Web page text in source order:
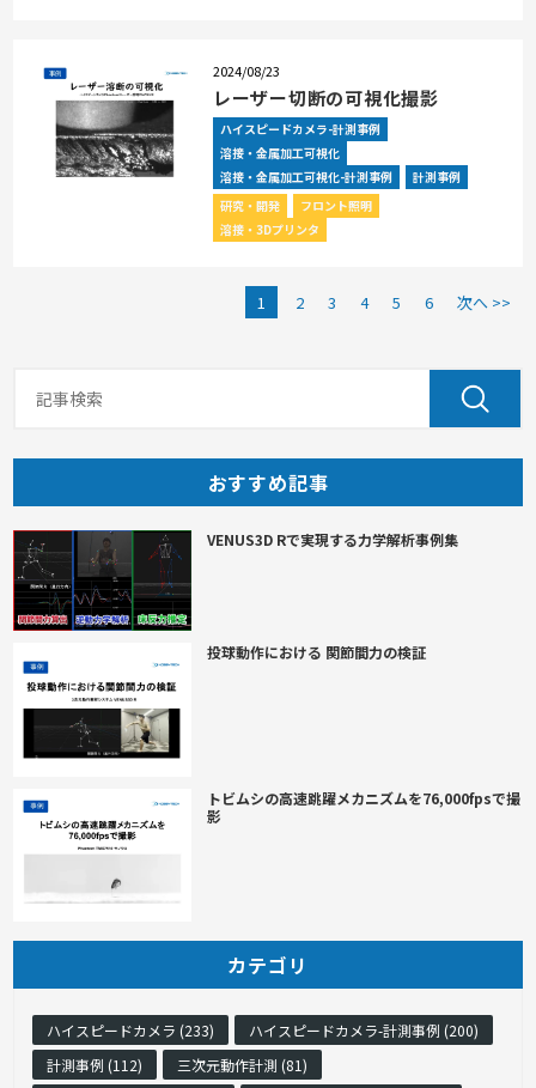
2024/08/23
レーザー切断の可視化撮影
ハイスピードカメラ-計測事例
溶接・金属加工可視化
溶接・金属加工可視化-計測事例
計測事例
研究・開発
フロント照明
溶接・3Dプリンタ
1 2 3 4 5 6 次へ >>
おすすめ記事
VENUS3D Rで実現する力学解析事例集
投球動作における 関節間力の検証
トビムシの高速跳躍メカニズムを76,000fpsで撮
影
カテゴリ
ハイスピードカメラ (233)
ハイスピードカメラ-計測事例 (200)
計測事例 (112)
三次元動作計測 (81)